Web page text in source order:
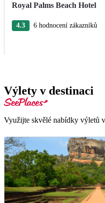
Royal Palms Beach Hotel
4.3
6 hodnocení zákazníků
Výlety v destinaci
Využijte skvělé nabídky výletů